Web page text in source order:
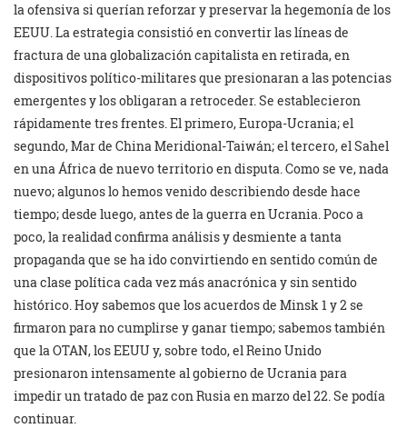
la ofensiva si querían reforzar y preservar la hegemonía de los
EEUU. La estrategia consistió en convertir las líneas de
fractura de una globalización capitalista en retirada, en
dispositivos político-militares que presionaran a las potencias
emergentes y los obligaran a retroceder. Se establecieron
rápidamente tres frentes. El primero, Europa-Ucrania; el
segundo, Mar de China Meridional-Taiwán; el tercero, el Sahel
en una África de nuevo territorio en disputa. Como se ve, nada
nuevo; algunos lo hemos venido describiendo desde hace
tiempo; desde luego, antes de la guerra en Ucrania. Poco a
poco, la realidad confirma análisis y desmiente a tanta
propaganda que se ha ido convirtiendo en sentido común de
una clase política cada vez más anacrónica y sin sentido
histórico. Hoy sabemos que los acuerdos de Minsk 1 y 2 se
firmaron para no cumplirse y ganar tiempo; sabemos también
que la OTAN, los EEUU y, sobre todo, el Reino Unido
presionaron intensamente al gobierno de Ucrania para
impedir un tratado de paz con Rusia en marzo del 22. Se podía
continuar.